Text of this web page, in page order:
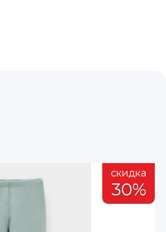
скидка
30%